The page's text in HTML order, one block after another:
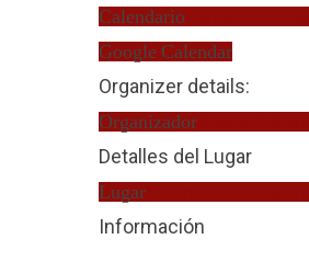
Calendario
Google Calendar
Organizer details:
Organizador
Detalles del Lugar
Lugar
Información